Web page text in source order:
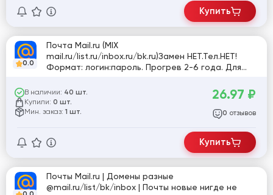
Купить
0.0
Почта Mail.ru (MIX
mail.ru/list.ru/inbox.ru/bk.ru)Замен НЕТ.Тел.НЕТ!
Формат: логин:пароль. Прогрев 2-6 года. Для
В наличии: 40 шт.
Купили: 0 шт.
Мин. заказ: 1 шт.
26.97 ₽
0 отзывов
Купить
Почты Mail.ru | Домены разные
@mail.ru/list/bk/inbox | Почты новые нигде не